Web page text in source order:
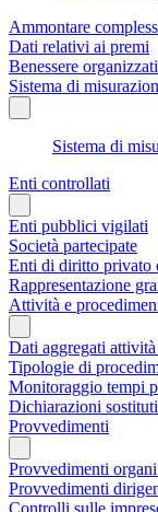
Ammontare
Dati relativi ai premi
Benessere
Sistema di
Sistema di
Enti controllati
Enti pubblici vigilati
Società partecipate
Enti di diritto privato
Rappresentazione
Attività e
Dati aggregati
Tipologie di
Monitoraggio tempi
Dichiarazioni
Provvedimenti
Provvedimenti
Provvedimenti
Controlli sulle